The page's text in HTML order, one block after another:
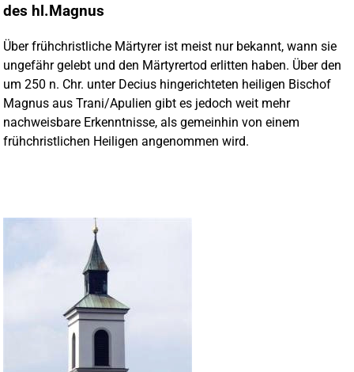
des hl.Magnus
Über frühchristliche Märtyrer ist meist nur bekannt, wann sie
ungefähr gelebt und den Märtyrertod erlitten haben. Über den
um 250 n. Chr. unter Decius hingerichteten heiligen Bischof
Magnus aus Trani/Apulien gibt es jedoch weit mehr
nachweisbare Erkenntnisse, als gemeinhin von einem
frühchristlichen Heiligen angenommen wird.